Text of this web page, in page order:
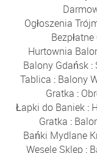
Ogłoszenia
Hurtownia
Balony Gdańsk :
Tablica : Balony
Gratka :
Łapki do Baniek:
Gratka :
Bańki Mydlane
Wesele Sklep :